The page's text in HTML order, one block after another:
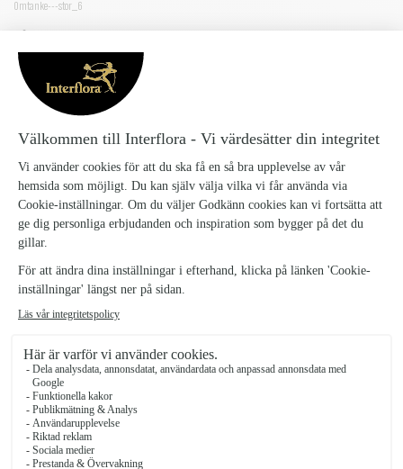
Omtanke---stor_6
inkalilja i sobra vita och champagnefärgade toner.
Bukettstorlekarna mellan och stor innehåller även ljuvliga rosor.
Vas ingår ej.
Omtanke, stor 747 kr
Omtanke, mellan 499 kr
Omtanke, liten 399 kr
Antal